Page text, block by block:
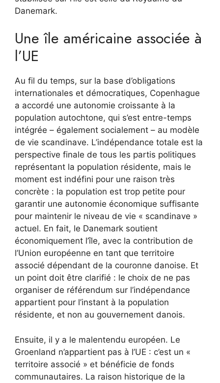
Danemark.
Une île américaine associée à
l’UE
Au fil du temps, sur la base d’obligations
internationales et démocratiques, Copenhague
a accordé une autonomie croissante à la
population autochtone, qui s’est entre-temps
intégrée – également socialement – au modèle
de vie scandinave. L’indépendance totale est la
perspective finale de tous les partis politiques
représentant la population résidente, mais le
moment est indéfini pour une raison très
concrète : la population est trop petite pour
garantir une autonomie économique suffisante
pour maintenir le niveau de vie « scandinave »
actuel. En fait, le Danemark soutient
économiquement l’île, avec la contribution de
l’Union européenne en tant que territoire
associé dépendant de la couronne danoise. Et
un point doit être clarifié : le choix de ne pas
organiser de référendum sur l’indépendance
appartient pour l’instant à la population
résidente, et non au gouvernement danois.
Ensuite, il y a le malentendu européen. Le
Groenland n’appartient pas à l’UE : c’est un «
territoire associé » et bénéficie de fonds
communautaires. La raison historique de la